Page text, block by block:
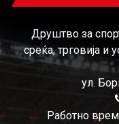
Друштво за
среќа, трговија
ул.
Работно